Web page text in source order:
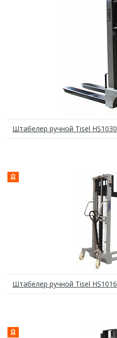
Штабелер ручной Tisel HS1030
Штабелер ручной Tisel HS1016